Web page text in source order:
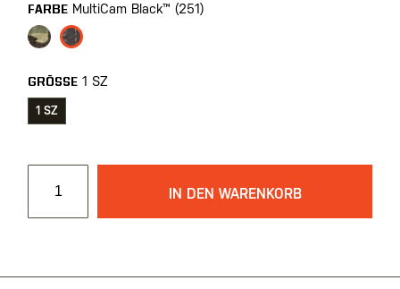
FARBE MultiCam Black™ (251)
GRÖSSE 1 SZ
1 SZ
IN DEN WARENKORB